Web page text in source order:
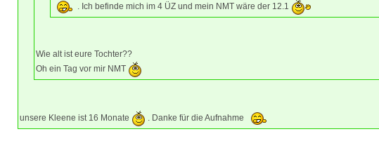
. Ich befinde mich im 4 ÜZ und mein NMT wäre der 12.1
Wie alt ist eure Tochter??
Oh ein Tag vor mir NMT
unsere Kleene ist 16 Monate . Danke für die Aufnahme